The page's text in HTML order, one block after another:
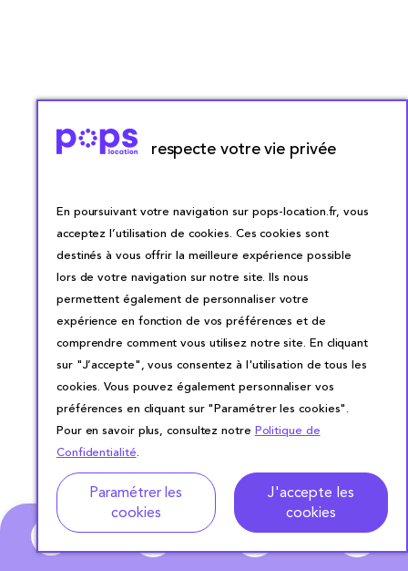
Adresse Dates de location
respecte votre vie privée
En poursuivant votre navigation sur pops-location.fr, vous
acceptez l’utilisation de cookies. Ces cookies sont
destinés à vous offrir la meilleure expérience possible
lors de votre navigation sur notre site. Ils nous
permettent également de personnaliser votre
expérience en fonction de vos préférences et de
comprendre comment vous utilisez notre site. En cliquant
sur "J’accepte", vous consentez à l'utilisation de tous les
cookies. Vous pouvez également personnaliser vos
préférences en cliquant sur "Paramétrer les cookies".
Pour en savoir plus, consultez notrePolitique de
Confidentialité.
Paramétrer les
cookies
J'accepte les
cookies